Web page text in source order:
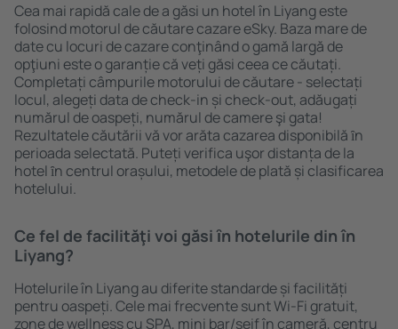
Cea mai rapidă cale de a găsi un hotel în Liyang este
folosind motorul de căutare cazare eSky. Baza mare de
date cu locuri de cazare conţinând o gamă largă de
opţiuni este o garanție că veți găsi ceea ce căutați.
Completați câmpurile motorului de căutare - selectați
locul, alegeți data de check-in și check-out, adăugați
numărul de oaspeți, numărul de camere şi gata!
Rezultatele căutării vă vor arăta cazarea disponibilă ȋn
perioada selectată. Puteți verifica uşor distanța de la
hotel ȋn centrul orașului, metodele de plată și clasificarea
hotelului.
Ce fel de facilităţi voi găsi ȋn hotelurile din în
Liyang?
Hotelurile în Liyang au diferite standarde și facilități
pentru oaspeți. Cele mai frecvente sunt Wi-Fi gratuit,
zone de wellness cu SPA, mini bar/seif în cameră, centru